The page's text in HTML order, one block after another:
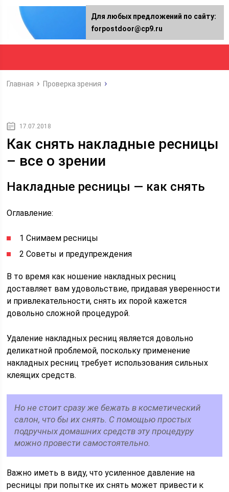
Главная Проверка зрения
17.07.2018
Как снять накладные ресницы
– все о зрении
Накладные ресницы — как снять
Оглавление:
1 Снимаем ресницы
2 Советы и предупреждения
В то время как ношение накладных ресниц
доставляет вам удовольствие, придавая уверенности
и привлекательности, снять их порой кажется
довольно сложной процедурой.
Удаление накладных ресниц является довольно
деликатной проблемой, поскольку применение
накладных ресниц требует использования сильных
клеящих средств.
Но не стоит сразу же бежать в косметический
салон, что бы их снять. С помощью простых
подручных домашних средств эту процедуру
можно провести самостоятельно.
Важно иметь в виду, что усиленное давление на
ресницы при попытке их снять может привести к
Для любых предложений по сайту:
forpostdoor@cp9.ru